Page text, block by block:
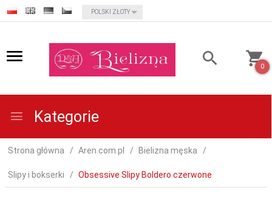
currency_h
POLSKI ZŁOTY
0
Kategorie
Strona główna Aren.com.pl Bielizna męska
Slipy i bokserki Obsessive Slipy Boldero czerwone